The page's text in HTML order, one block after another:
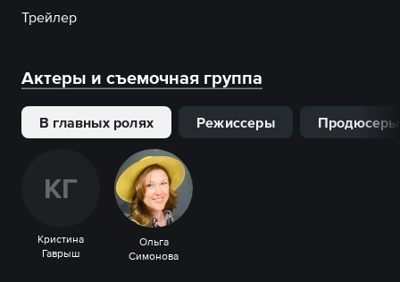
Трейлер
Актеры и съемочная группа
В главных ролях Режиссеры Продюсеры
КГ
Кристина
Гаврыш
Ольга
Симонова